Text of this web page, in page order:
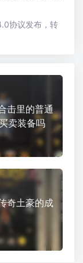
协议发布，转
击里的普通
卖装备吗
奇土豪的成